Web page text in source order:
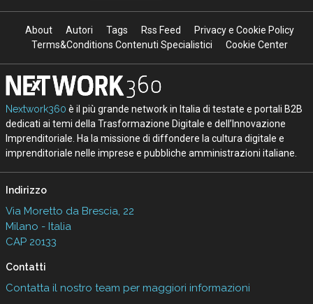
About Autori Tags Rss Feed
Privacy e Cookie Policy
Terms&Conditions Contenuti Specialistici
Cookie Center
Nextwork360 è il più grande network in Italia di testate e portali B2B
dedicati ai temi della Trasformazione Digitale e dell’Innovazione
Imprenditoriale. Ha la missione di diffondere la cultura digitale e
imprenditoriale nelle imprese e pubbliche amministrazioni italiane.
Indirizzo
Via Moretto da Brescia, 22
Milano - Italia
CAP 20133
Contatti
Contatta il nostro team per maggiori informazioni